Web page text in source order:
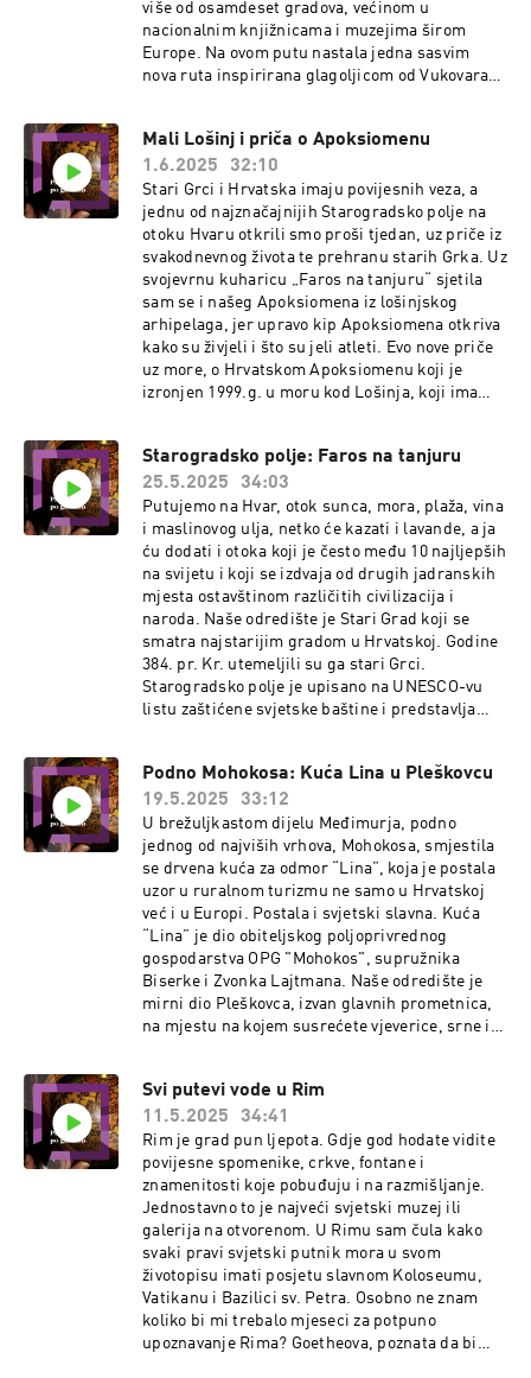
više od osamdeset gradova, većinom u
nacionalnim knjižnicama i muzejima širom
Europe. Na ovom putu nastala jedna sasvim
nova ruta inspirirana glagoljicom od Vukovara
odlučite za takav poduhvat nema bojazni.U našoj
zemlji odavno turistički vodiči nude
specijalizirane ture po glagoljaškim temama.
Moj suhodač Darko Žubrinić doktor znanosti s
područja matematike i predsjednik Društva
prijatelja glagoljice koji svojim entuzijazmom
promiče glagoljicu kao temelje nacionalne i
međunarodne kulturne baštine u Hrvatskoj i
svijetu.
Mali Lošinj i priča o Apoksiomenu
1.6.2025
32:10
Stari Grci i Hrvatska imaju povijesnih veza, a
jednu od najznačajnijih Starogradsko polje na
otoku Hvaru otkrili smo proši tjedan, uz priče iz
svakodnevnog života te prehranu starih Grka. Uz
svojevrnu kuharicu „Faros na tanjuru“ sjetila
sam se i našeg Apoksiomena iz lošinjskog
arhipelaga, jer upravo kip Apoksiomena otkriva
kako su živjeli i što su jeli atleti. Evo nove priče
uz more, o Hrvatskom Apoksiomenu koji je
izronjen 1999.g. u moru kod Lošinja, koji ima
Vesnina suhodačica na ovom putu je dr.sc.
Kristina Džin, arheologinja i povjesničarka.
Starogradsko polje: Faros na tanjuru
25.5.2025
34:03
Putujemo na Hvar, otok sunca, mora, plaža, vina
i maslinovog ulja, netko će kazati i lavande, a ja
ću dodati i otoka koji je često među 10 najljepših
na svijetu i koji se izdvaja od drugih jadranskih
mjesta ostavštinom različitih civilizacija i
naroda. Naše odredište je Stari Grad koji se
smatra najstarijim gradom u Hrvatskoj. Godine
384. pr. Kr. utemeljili su ga stari Grci.
Starogradsko polje je upisano na UNESCO-vu
listu zaštićene svjetske baštine i predstavlja
rekli Hvarani u svom dijalektu Forska, jer njima
je Hvar – For, nastala je s jednom kuharicom
„Faros na tanjuru“ u ruci, autorice dr.sc. Ivane
Ožanić Roguljić „Faros na tanjuru“. Nije to
obična kuharica a nije ni dostupna široj javnosti
sa svim objavljenim receptima, pa sam malo i
počašćena što u ruci imam umjesto bilo koje
karte, vodiča ili prospekta publikaciju koja nam
približava antičko kulinarsko naslijeđe otoka
Hvara zahvaljujući višegodišnjem istraživanju i
obradi nađenoga, dr. sc. Ivana Ožanić Roguljić,
arheologinje s Instituta za arheologiju te dr. sc.
ustanove Agencija za upravljanje Starogradskim
poljem.
Podno Mohokosa: Kuća Lina u Pleškovcu
19.5.2025
33:12
U brežuljkastom dijelu Međimurja, podno
jednog od najviših vrhova, Mohokosa, smjestila
se drvena kuća za odmor “Lina”, koja je postala
uzor u ruralnom turizmu ne samo u Hrvatskoj
već i u Europi. Postala i svjetski slavna. Kuća
“Lina” je dio obiteljskog poljoprivrednog
gospodarstva OPG "Mohokos", supružnika
Biserke i Zvonka Lajtmana. Naše odredište je
mirni dio Pleškovca, izvan glavnih prometnica,
na mjestu na kojem susrećete vjeverice, srne i
potvrda njihova rada. Dobitnici su Zlatne ngrade
„ Suncokret ruralnog turizma Hrvatske“, te
Certifikata „Good Travel“. Ekoruralna kuća za
odmor ‘Lina‘ prva je u Hrvatskoj vlasnik ovog
prestižnog svjetskog certifikata. Ušli su i u
projekt AoE ( Amazon of Europe ) koji nije samo
bilo koji ekosustav. To je prvi UNESCO-ov
rezervat biosfere koji obuhvaća pet zemalja,
poznat kao Transboundary Biosphere Reserve
Mura-Drava-Dunav.
Svi putevi vode u Rim
11.5.2025
34:41
Rim je grad pun ljepota. Gdje god hodate vidite
povijesne spomenike, crkve, fontane i
znamenitosti koje pobuđuju i na razmišljanje.
Jednostavno to je najveći svjetski muzej ili
galerija na otvorenom. U Rimu sam čula kako
svaki pravi svjetski putnik mora u svom
životopisu imati posjetu slavnom Koloseumu,
Vatikanu i Bazilici sv. Petra. Osobno ne znam
koliko bi mi trebalo mjeseci za potpuno
upoznavanje Rima? Goetheova, poznata da bi